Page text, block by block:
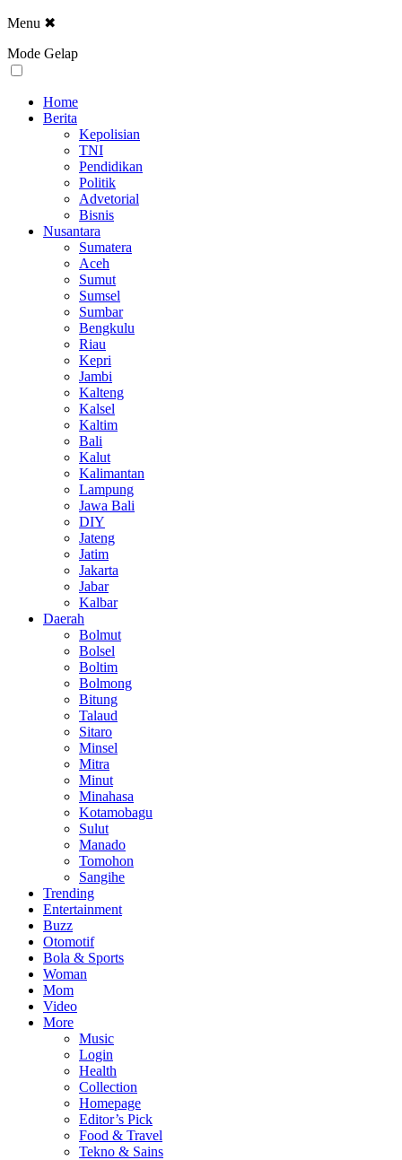
Menu ✖
Mode Gelap
Home
Berita
Kepolisian
TNI
Pendidikan
Politik
Advetorial
Bisnis
Nusantara
Sumatera
Aceh
Sumut
Sumsel
Sumbar
Bengkulu
Riau
Kepri
Jambi
Kalteng
Kalsel
Kaltim
Bali
Kalut
Kalimantan
Lampung
Jawa Bali
DIY
Jateng
Jatim
Jakarta
Jabar
Kalbar
Daerah
Bolmut
Bolsel
Boltim
Bolmong
Bitung
Talaud
Sitaro
Minsel
Mitra
Minut
Minahasa
Kotamobagu
Sulut
Manado
Tomohon
Sangihe
Trending
Entertainment
Buzz
Otomotif
Bola & Sports
Woman
Mom
Video
More
Music
Login
Health
Collection
Homepage
Editor’s Pick
Food & Travel
Tekno & Sains